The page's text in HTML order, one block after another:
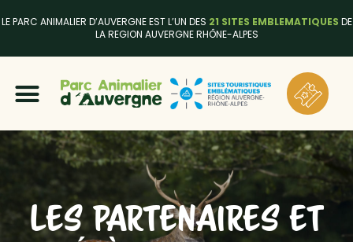
LE PARC ANIMALIER D’AUVERGNE EST L’UN DES 21 SITES EMBLEMATIQUES DE
LA REGION AUVERGNE RHÔNE-ALPES
LES PARTENAIRES ET